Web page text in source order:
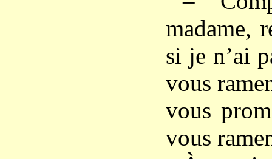
madame,
si je n’ai
vous
vous
vous